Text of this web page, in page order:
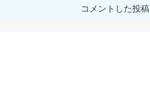
コメントした投稿